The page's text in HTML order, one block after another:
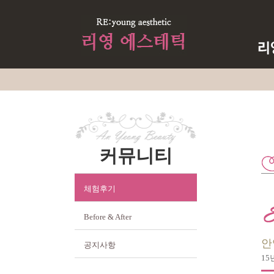
커뮤니티
체험후기
Before & After
공지사항
15